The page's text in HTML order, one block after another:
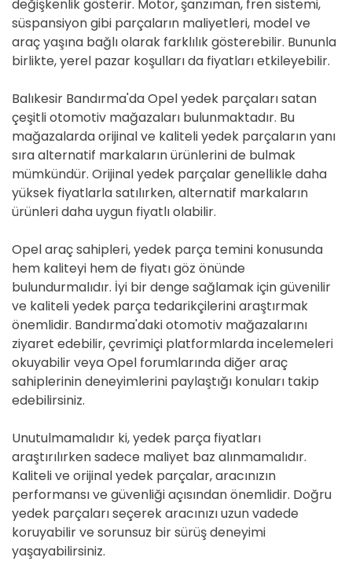
değişkenlik gösterir. Motor, şanzıman, fren sistemi,
süspansiyon gibi parçaların maliyetleri, model ve
araç yaşına bağlı olarak farklılık gösterebilir. Bununla
birlikte, yerel pazar koşulları da fiyatları etkileyebilir.
Balıkesir Bandırma'da Opel yedek parçaları satan
çeşitli otomotiv mağazaları bulunmaktadır. Bu
mağazalarda orijinal ve kaliteli yedek parçaların yanı
sıra alternatif markaların ürünlerini de bulmak
mümkündür. Orijinal yedek parçalar genellikle daha
yüksek fiyatlarla satılırken, alternatif markaların
ürünleri daha uygun fiyatlı olabilir.
Opel araç sahipleri, yedek parça temini konusunda
hem kaliteyi hem de fiyatı göz önünde
bulundurmalıdır. İyi bir denge sağlamak için güvenilir
ve kaliteli yedek parça tedarikçilerini araştırmak
önemlidir. Bandırma'daki otomotiv mağazalarını
ziyaret edebilir, çevrimiçi platformlarda incelemeleri
okuyabilir veya Opel forumlarında diğer araç
sahiplerinin deneyimlerini paylaştığı konuları takip
edebilirsiniz.
Unutulmamalıdır ki, yedek parça fiyatları
araştırılırken sadece maliyet baz alınmamalıdır.
Kaliteli ve orijinal yedek parçalar, aracınızın
performansı ve güvenliği açısından önemlidir. Doğru
yedek parçaları seçerek aracınızı uzun vadede
koruyabilir ve sorunsuz bir sürüş deneyimi
yaşayabilirsiniz.